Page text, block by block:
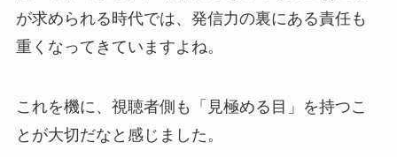
が求められる時代では、発信力の裏にある責任も
重くなってきていますよね。
これを機に、視聴者側も「見極める目」を持つこ
とが大切だなと感じました。